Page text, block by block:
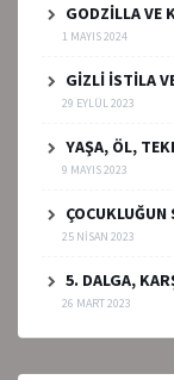
GODZİLLA VE
1 MAYIS 2024
GİZLİ İSTİLA
29 EYLÜL 2023
YAŞA, ÖL,
9 MAYIS 2023
ÇOCUKLUĞUN
25 NISAN 2023
5. DALGA,
26 MART 2023